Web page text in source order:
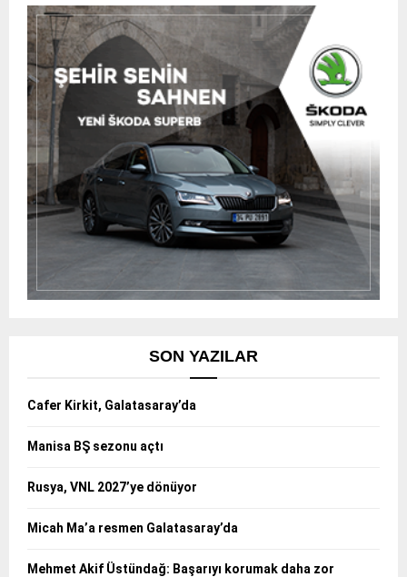
SON YAZILAR
Cafer Kirkit, Galatasaray’da
Manisa BŞ sezonu açtı
Rusya, VNL 2027’ye dönüyor
Micah Ma’a resmen Galatasaray’da
Mehmet Akif Üstündağ: Başarıyı korumak daha zor